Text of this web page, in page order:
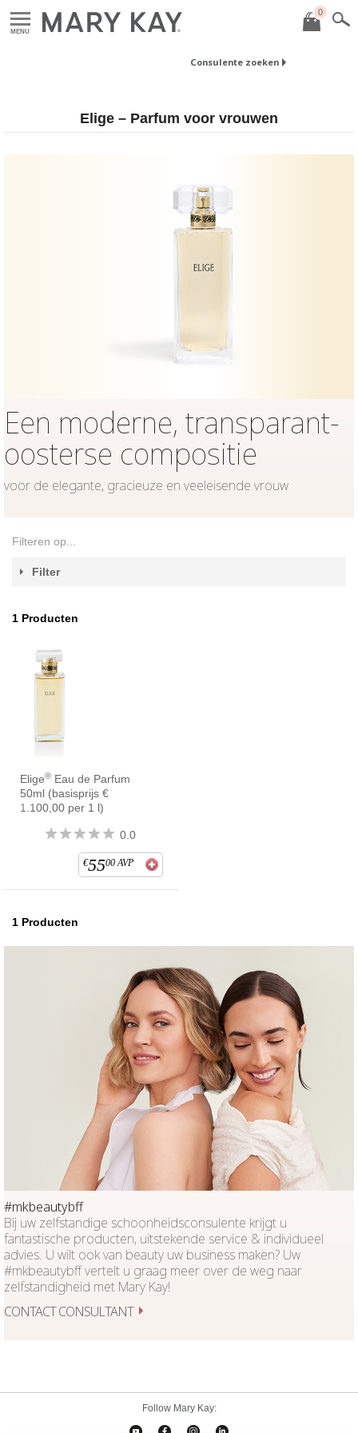
MENU
0
Consulente zoeken
Elige – Parfum voor vrouwen
Een moderne, transparant-
oosterse compositie
voor de elegante, gracieuze en veeleisende vrouw
Filteren op...
Filter
1 Producten
Elige® Eau de Parfum
50ml (basisprijs €
1.100,00 per 1 l)
0.0
€5500 AVP
1 Producten
#mkbeautybff
Bij uw zelfstandige schoonheidsconsulente krijgt u
fantastische producten, uitstekende service & individueel
advies. U wilt ook van beauty uw business maken? Uw
#mkbeautybff vertelt u graag meer over de weg naar
zelfstandigheid met Mary Kay!
CONTACT CONSULTANT
Follow Mary Kay: